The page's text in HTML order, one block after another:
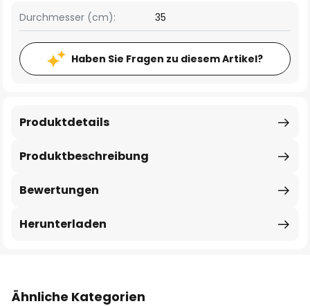
Durchmesser (cm): 35
Haben Sie Fragen zu diesem Artikel?
Produktbeschreibung
Produktdetails
Bewertungen
Herunterladen
Ähnliche Kategorien